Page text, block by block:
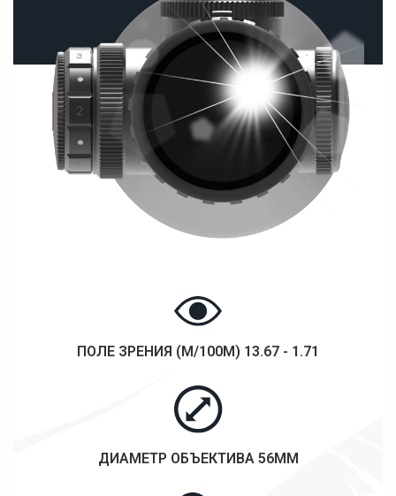
ПОЛЕ ЗРЕНИЯ (М/100М) 13.67 - 1.71
ДИАМЕТР ОБЪЕКТИВА 56ММ